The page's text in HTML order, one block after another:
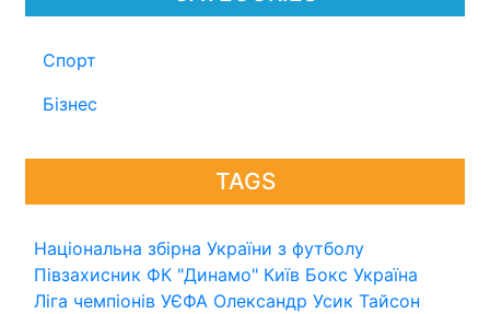
Спорт
Бізнес
TAGS
Національна збірна України з футболу
Півзахисник ФК "Динамо" Київ Бокс Україна
Ліга чемпіонів УЄФА Олександр Усик Тайсон